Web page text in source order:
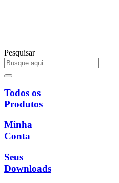
Pesquisar
Todos os
Produtos
Minha
Conta
Seus
Downloads